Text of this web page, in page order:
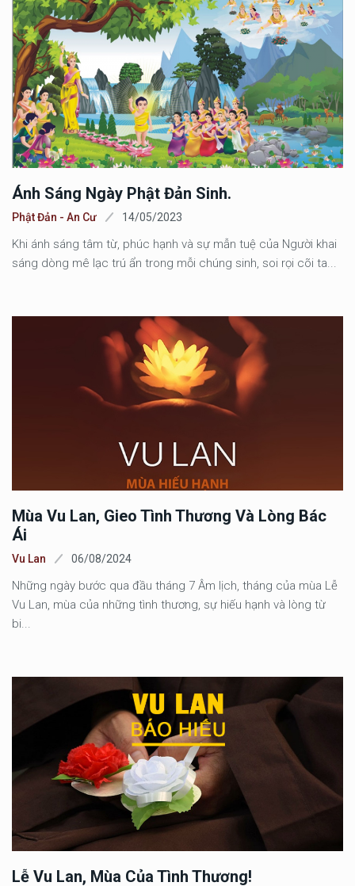
Ánh Sáng Ngày Phật Đản Sinh.
Phật Đản - An Cư 14/05/2023
Khi ánh sáng tâm từ, phúc hạnh và sự mẫn tuệ của Người khai
sáng dòng mê lạc trú ẩn trong mỗi chúng sinh, soi rọi cõi ta...
Mùa Vu Lan, Gieo Tình Thương Và Lòng Bác
Ái
Vu Lan 06/08/2024
Những ngày bước qua đầu tháng 7 Âm lịch, tháng của mùa Lễ
Vu Lan, mùa của những tình thương, sự hiếu hạnh và lòng từ
bi...
Lễ Vu Lan, Mùa Của Tình Thương!